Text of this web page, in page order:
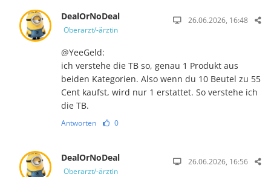
DealOrNoDeal
Oberarzt/-ärztin
26.06.2026, 16:48
@YeeGeld:
ich verstehe die TB so, genau 1 Produkt aus
beiden Kategorien. Also wenn du 10 Beutel zu 55
Cent kaufst, wird nur 1 erstattet. So verstehe ich
die TB.
Antworten 0
DealOrNoDeal
Oberarzt/-ärztin
26.06.2026, 16:56